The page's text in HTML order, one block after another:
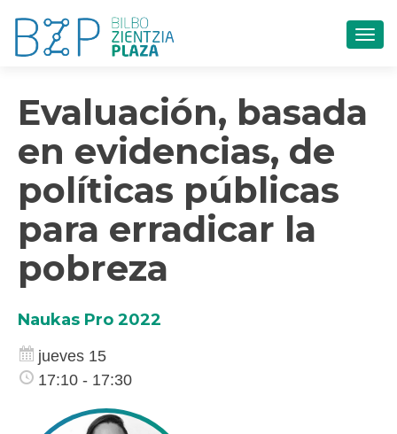
Evaluación, basada
en evidencias, de
políticas públicas
para erradicar la
pobreza
Naukas Pro 2022
jueves 15
17:10 - 17:30